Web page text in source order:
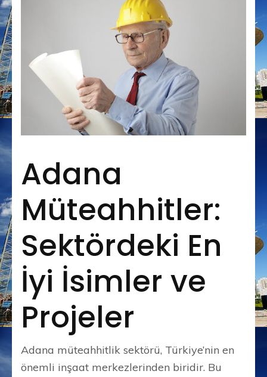
Adana
Müteahhitler:
Sektördeki En
İyi İsimler ve
Projeler
Adana müteahhitlik sektörü, Türkiye’nin en
önemli inşaat merkezlerinden biridir. Bu